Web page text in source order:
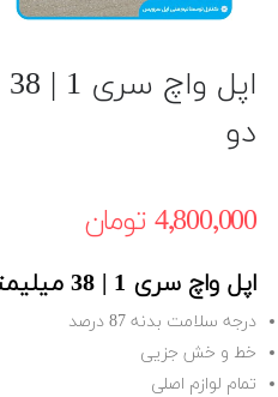
دو
4٬800٬000 ‎تومان
اپل واچ سری 1 | 38 میلیمتری دست دو
درجه سلامت بدنه 87 درصد
خط و خش جزیی
تمام لوازم اصلی